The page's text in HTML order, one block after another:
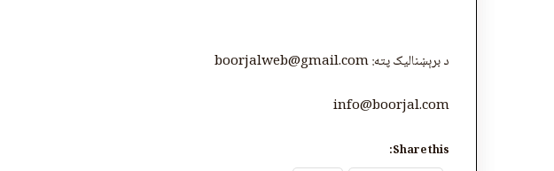
د برېښنالیک پته: boorjalweb@gmail.com
info@boorjal.com
Share this: